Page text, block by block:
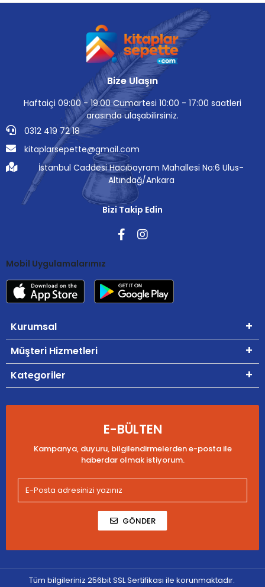
Bize Ulaşın
Haftaiçi 09:00 - 19:00 Cumartesi 10:00 - 17:00 saatleri
arasında ulaşabilirsiniz.
0312 419 72 18
kitaplarsepette@gmail.com
İstanbul Caddesi Hacıbayram Mahallesi No:6 Ulus-
Altındağ/Ankara
Bizi Takip Edin
Mobil Uygulamalarımız
Kurumsal
Müşteri Hizmetleri
Kategoriler
E-BÜLTEN
Kampanya, duyuru, bilgilendirmelerden e-posta ile
haberdar olmak istiyorum.
GÖNDER
Tüm bilgileriniz 256bit SSL Sertifikası ile korunmaktadır.